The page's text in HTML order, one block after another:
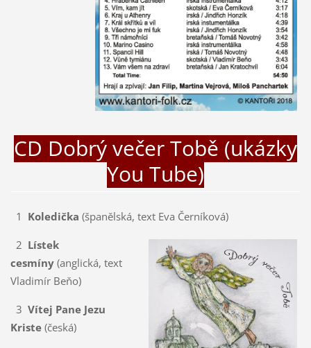
CD Dobrý večer Tobě (ukázky
You Tube)
1 Koledička (španělská, text Eva Černíková)
2 Lístek
cesmíny (anglická, text
Vladimír Beňo)
3 Vítej Pane Jezu
Kriste(česká)